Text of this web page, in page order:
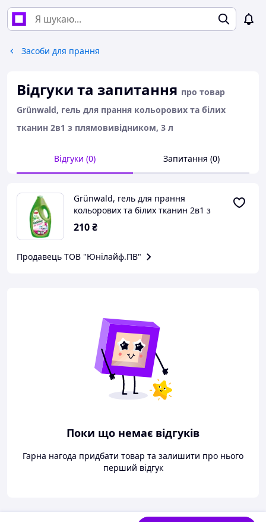
Засоби для прання
Відгуки та запитання про товар
Grünwald, гель для прання кольорових та білих
тканин 2в1 з плямовивідником, 3 л
Відгуки (0) Запитання (0)
Поки що немає відгуків
Гарна нагода придбати товар та залишити про нього
перший відгук
Grünwald, гель для прання
кольорових та білих тканин 2в1 з
плямовивідником, 3 л
210₴
Продавець ТОВ "Юнілайф.ПВ"